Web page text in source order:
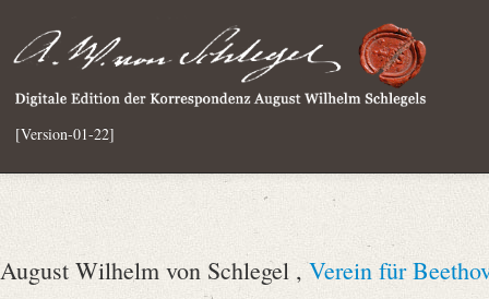
[Version-01-22]
August Wilhelm von Schlegel ,Verein für